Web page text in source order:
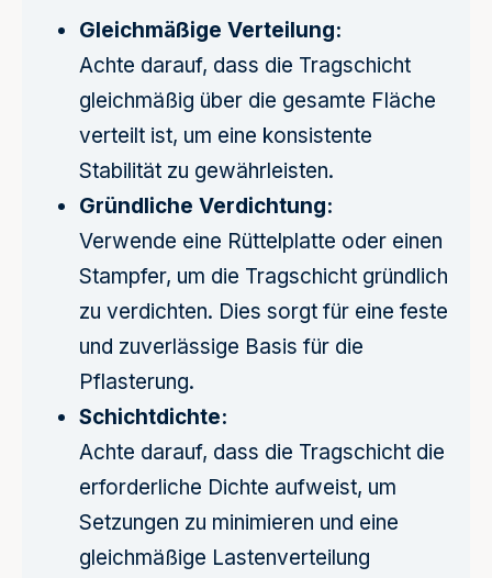
Gleichmäßige Verteilung:
Achte darauf, dass die Tragschicht
gleichmäßig über die gesamte Fläche
verteilt ist, um eine konsistente
Stabilität zu gewährleisten.
Gründliche Verdichtung:
Verwende eine Rüttelplatte oder einen
Stampfer, um die Tragschicht gründlich
zu verdichten. Dies sorgt für eine feste
und zuverlässige Basis für die
Pflasterung.
Schichtdichte:
Achte darauf, dass die Tragschicht die
erforderliche Dichte aufweist, um
Setzungen zu minimieren und eine
gleichmäßige Lastenverteilung